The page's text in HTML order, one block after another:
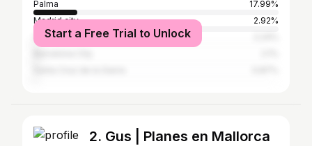
Palma
17.99%
Madrid city
2.92%
Valencia
Start a Free Trial to Unlock
2. Gus | Planes en Mallorca